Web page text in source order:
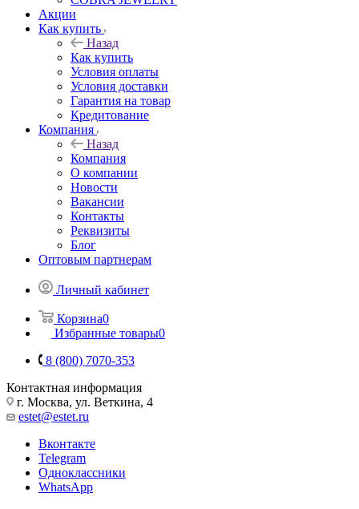
Акции
Как купить
Назад
Как купить
Условия оплаты
Условия доставки
Гарантия на товар
Кредитование
Компания
Назад
Компания
О компании
Новости
Вакансии
Контакты
Реквизиты
Блог
Оптовым партнерам
Личный кабинет
Корзина0
Избранные товары0
8 (800) 7070-353
Контактная информация
г. Москва, ул. Веткина, 4
estet@estet.ru
Вконтакте
Telegram
Одноклассники
WhatsApp